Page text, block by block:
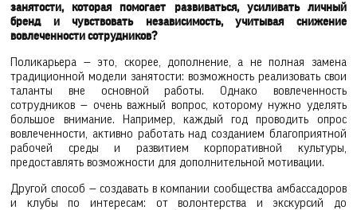
занятости, которая помогает развиваться, усиливать личный
бренд и чувствовать независимость, учитывая снижение
вовлеченности сотрудников?
Поликарьера — это, скорее, дополнение, а не полная замена
традиционной модели занятости: возможность реализовать свои
таланты вне основной работы. Однако вовлеченность
сотрудников — очень важный вопрос, которому нужно уделять
большое внимание. Например, каждый год проводить опрос
вовлеченности, активно работать над созданием благоприятной
рабочей среды и развитием корпоративной культуры,
предоставлять возможности для дополнительной мотивации.
Другой способ — создавать в компании сообщества амбассадоров
и клубы по интересам: от волонтерства и экскурсий до